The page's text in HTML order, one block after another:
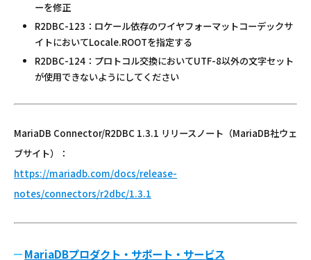
ーを修正
R2DBC-123：ロケール依存のワイヤフォーマットコーデックサ
イトにおいてLocale.ROOTを指定する
R2DBC-124：プロトコル交換においてUTF-8以外の文字セット
が使用できないようにしてください
MariaDB Connector/R2DBC 1.3.1 リリースノート（MariaDB社ウェ
ブサイト）：
https://mariadb.com/docs/release-
notes/connectors/r2dbc/1.3.1
MariaDBプロダクト・サポート・サービス